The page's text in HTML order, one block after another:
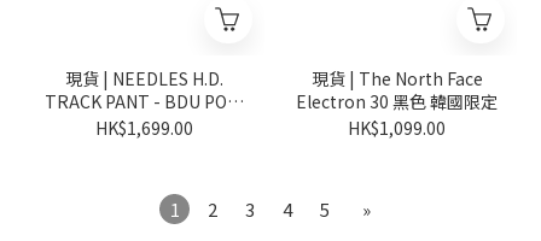
現貨 | NEEDLES H.D.
TRACK PANT - BDU POLY
SMOOTH 別注
HK$1,699.00
現貨 | The North Face
Electron 30 黑色 韓國限定
HK$1,099.00
1 2 3 4 5 »